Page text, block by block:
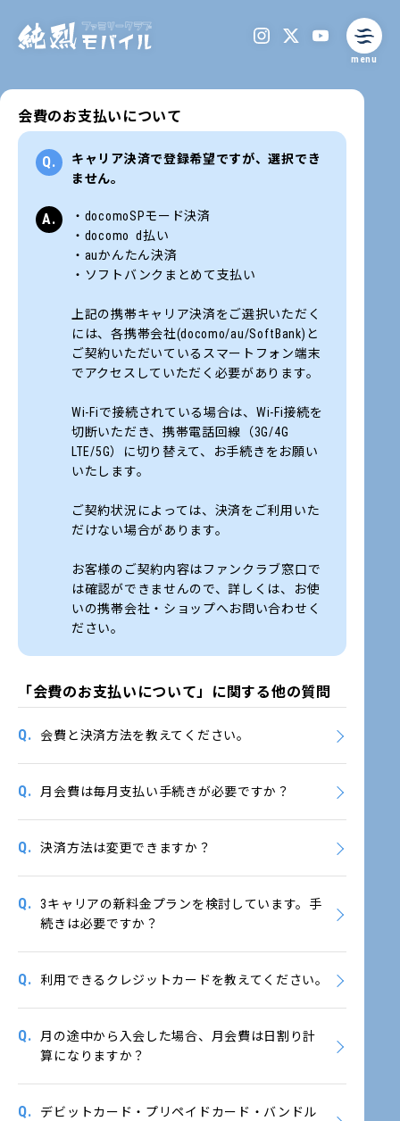
menu
会費のお支払いについて
キャリア決済で登録希望ですが、選択でき
ません。
・docomoSPモード決済
・docomo d払い
・auかんたん決済
・ソフトバンクまとめて支払い
上記の携帯キャリア決済をご選択いただく
には、各携帯会社(docomo/au/SoftBank)と
ご契約いただいているスマートフォン端末
でアクセスしていただく必要があります。
Wi-Fiで接続されている場合は、Wi-Fi接続を
切断いただき、携帯電話回線（3G/4G
LTE/5G）に切り替えて、お手続きをお願い
いたします。
ご契約状況によっては、決済をご利用いた
だけない場合があります。
お客様のご契約内容はファンクラブ窓口で
は確認ができませんので、詳しくは、お使
いの携帯会社・ショップへお問い合わせく
ださい。
「会費のお支払いについて」に関する他の質問
Q. 会費と決済方法を教えてください。
Q. 月会費は毎月支払い手続きが必要ですか？
Q. 決済方法は変更できますか？
Q.
3キャリアの新料金プランを検討しています。手
続きは必要ですか？
Q. 利用できるクレジットカードを教えてください。
Q.
月の途中から入会した場合、月会費は日割り計
算になりますか？
Q.
デビットカード・プリペイドカード・バンドル